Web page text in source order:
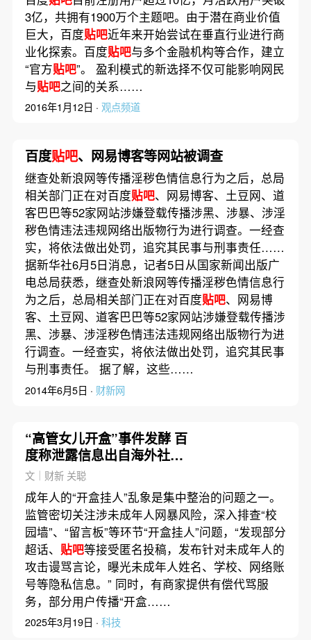
3亿，共拥有1900万个主题吧。由于潜在商业价值
巨大，百度贴吧近年来开始尝试在垂直行业进行商
业化探索。百度贴吧与多个金融机构等合作，建立
“官方贴吧”。 盈利模式的新选择不仅可能影响网民
与贴吧之间的关系……
2016年1月12日 · 观点频道
百度贴吧、网易博客等网站被调查
继查处新浪网等传播淫秽色情信息行为之后，总局
相关部门正在对百度贴吧、网易博客、土豆网、道
客巴巴等52家网站涉嫌登载传播涉黑、涉暴、涉淫
秽色情违法违规网络出版物行为进行调查。一经查
实，将依法做出处罚，追究其民事与刑事责任……
据新华社6月5日消息，记者5日从国家新闻出版广
电总局获悉，继查处新浪网等传播淫秽色情信息行
为之后，总局相关部门正在对百度贴吧、网易博
客、土豆网、道客巴巴等52家网站涉嫌登载传播涉
黑、涉暴、涉淫秽色情违法违规网络出版物行为进
行调查。一经查实，将依法做出处罚，追究其民事
与刑事责任。 据了解，这些……
2014年6月5日 · 财新网
“高管女儿开盒”事件发酵 百
度称泄露信息出自海外社工
库
文｜财新 关聪
成年人的“开盒挂人”乱象是集中整治的问题之一。
监管密切关注涉未成年人网暴风险，深入排查“校
园墙”、“留言板”等环节“开盒挂人”问题，“发现部分
超话、 贴吧等接受匿名投稿，发布针对未成年人的
攻击谩骂言论，曝光未成年人姓名、学校、网络账
号等隐私信息。” 同时，有商家提供有偿代骂服
务，部分用户传播“开盒……
2025年3月19日 · 科技